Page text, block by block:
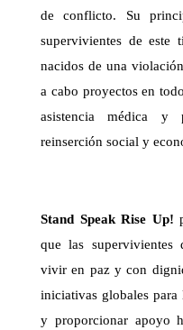
de conflicto. Su
supervivientes de
nacidos de una
a cabo proyectos en
asistencia médica
reinserción social y
Stand Speak Rise Up!
que las supervivientes
vivir en paz y con
iniciativas globales
y proporcionar apoyo